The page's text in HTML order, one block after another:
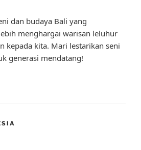
dan budaya Bali yang
menghargai warisan leluhur
kepada kita. Mari lestarikan seni
generasi mendatang!